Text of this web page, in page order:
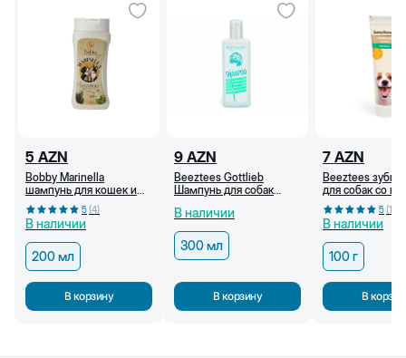
5 AZN
Bobby Marinella
шампунь для кошек и
собак, 200 мл
5(4)
В наличии
200 мл
В корзину
9 AZN
Beeztees Gottlieb
Шампунь для собак
В наличии
300 мл
В корзину
7 AZN
Beeztees
для собак со
мяты, 100 г.5(1
В наличии
100 г
В